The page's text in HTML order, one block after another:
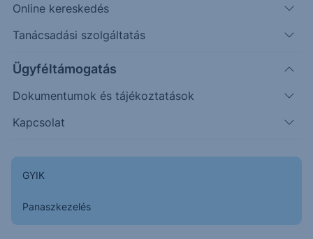
Online kereskedés
Tanácsadási szolgáltatás
Ügyféltámogatás
Dokumentumok és tájékoztatások
Kapcsolat
GYIK
Panaszkezelés
a kötvény vagy a részvénypiacokon?
Valóban túlértékeltek már az USA
Mennyire féljünk a fejlődő piacoktól?